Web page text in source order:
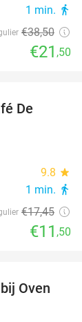
1 min. directions_walk
€38,50
€21 ,50
De
9.8 star
1 min. directions_walk
€17,45
€11 ,50
48%
Oven